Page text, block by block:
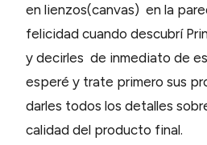
en lienzos(canvas) en la
felicidad cuando descubrí
y decirles de inmediato de
esperé y trate primero sus
darles todos los detalles
calidad del producto final.